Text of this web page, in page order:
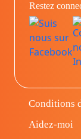
Restez
Conditions
Aidez-moi